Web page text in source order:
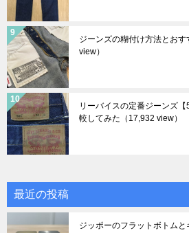
ジーンズの糊付け方法とおす
view）
リーバイスの定番ジーンズ
較してみた （17,932 view）
最近の投稿
ジッポーのフラットボトム